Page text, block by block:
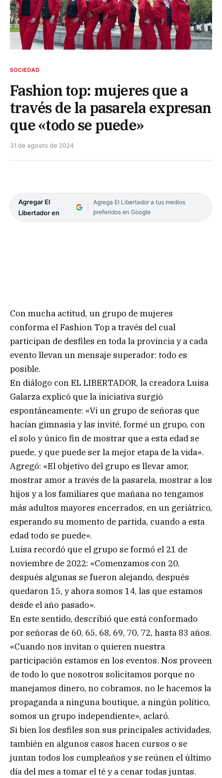
SOCIEDAD
Fashion top: mujeres que a
través de la pasarela expresan
que «todo se puede»
31 de agosto de 2024
Agregar El
Libertador en
Agrega El Libertador a tus medios
preferidos en Google
Con mucha actitud, un grupo de mujeres
conforma el Fashion Top a través del cual
participan de desfiles en toda la provincia y a cada
evento llevan un mensaje superador: todo es
posible.
En diálogo con EL LIBERTADOR, la creadora Luisa
Galarza explicó que la iniciativa surgió
espontáneamente: «Vi un grupo de señoras que
hacían gimnasia y las invité, formé un grupo, con
el solo y único fin de mostrar que a esta edad se
puede, y que puede ser la mejor etapa de la vida».
Agregó: «El objetivo del grupo es llevar amor,
mostrar amor a través de la pasarela, mostrar a los
hijos y a los familiares que mañana no tengamos
más adultos mayores encerrados, en un geriátrico,
esperando su momento de partida, cuando a esta
edad todo se puede».
Luisa recordó que el grupo se formó el 21 de
noviembre de 2022: «Comenzamos con 20,
después algunas se fueron alejando, después
quedaron 15, y ahora somos 14, las que estamos
desde el año pasado».
En este sentido, describió que está conformado
por señoras de 60, 65, 68, 69, 70, 72, hasta 83 años.
«Cuando nos invitan o quieren nuestra
participación estamos en los eventos. Nos proveen
de todo lo que nosotros solicitamos porque no
manejamos dinero, no cobramos, no le hacemos la
propaganda a ninguna boutique, a ningún político,
somos un grupo independiente», aclaró.
Si bien los desfiles son sus principales actividades,
también en algunos casos hacen cursos o se
juntan todos los cumpleaños y se reúnen el último
día del mes a tomar el té y a cenar todas juntas.